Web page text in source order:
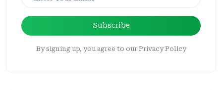
Subscribe
By signing up, you agree to our Privacy Policy